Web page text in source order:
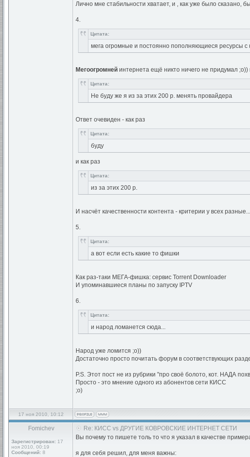
Лично мне стабильности хватает, и , как уже было сказано,
4.
Цитата:
мега огромные и постоянно пополняющиеся ресурсы с
Мегоогромней интернета ещё никто ничего не придумал ;о))
Цитата:
Не буду же я из за этих 200 р. менять провайдера
Ответ очевиден - как раз
Цитата:
буду
и как раз
Цитата:
из за этих 200 р.
И насчёт качественности контента - критерии у всех разные...
5.
Цитата:
а вот если есть какие то фишки
Как раз-таки МЕГА-фишка: сервис Torrent Downloader
И упоминавшиеся планы по запуску IPTV
6.
Цитата:
и народ ломанется сюда...
Народ уже ломится ;о))
Достаточно просто почитать форум в соответствующих
P.S. Этот пост не из рубрики "про своё болото, кот. НАДА
Просто - это мнение одного из абонентов сети КИСС
;о)
17 ноя 2010, 10:12
Fomichev
Зарегистрирован: 17
ноя 2010, 00:19
Сообщений: 8
Re: КИСС vs ДРУГИЕ КОВРОВСКИЕ ИНТЕРНЕТ СЕТИ
Вы почему то пишете толь то что я указал в качестве
я для себя решил, для меня важны: